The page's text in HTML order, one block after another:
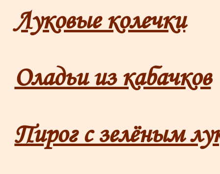
Луковые колечки
Оладьи из кабачков
Пирог с зелёным